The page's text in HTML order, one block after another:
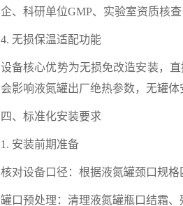
企、科研单位GMP、实验室资质核
4. 无损保温适配功能
设备核心优势为无损免改造安装，
会影响液氮罐出厂绝热参数，无罐体
四、标准化安装要求
1. 安装前期准备
核对设备口径：根据液氮罐颈口规
罐口预处理：清理液氮罐瓶口结霜